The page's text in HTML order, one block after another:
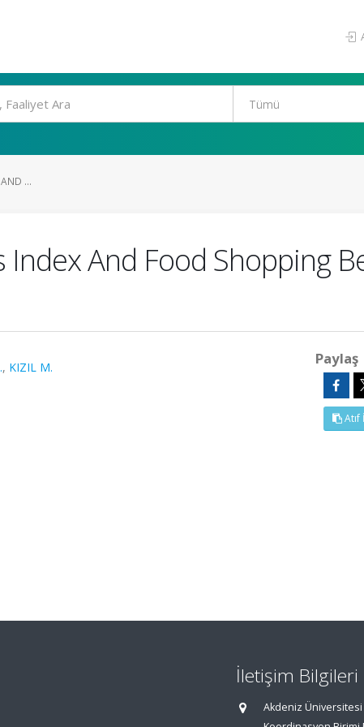
...
And Food Shopping
, KIZIL M.
Paylaş
Atıf
İletişim Bilgileri
Akdeniz Üniversitesi